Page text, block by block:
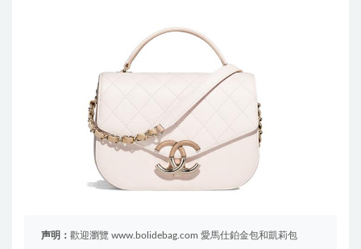
声明： 歡迎瀏覽 www.bolidebag.com 愛馬仕鉑金包和凱莉包